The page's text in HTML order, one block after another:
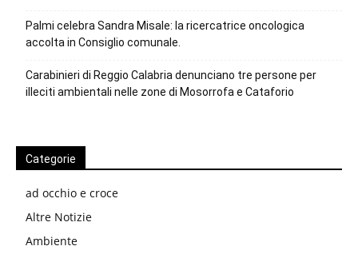
Palmi celebra Sandra Misale: la ricercatrice oncologica
accolta in Consiglio comunale.
Carabinieri di Reggio Calabria denunciano tre persone per
illeciti ambientali nelle zone di Mosorrofa e Cataforio
Categorie
ad occhio e croce
Altre Notizie
Ambiente